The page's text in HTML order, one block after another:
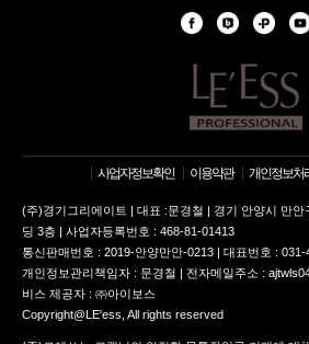
사업자정보확인 이용약관 개인정보처
(주)경기그리에이트 | 대표 :문경철 | 경기 안양시 만안
딩 3층 | 사업자등록번호 : 468-81-01413
통신판매번호 : 2019-안양만안-0213 | 대표번호 : 031-
개인정보관리책임자 : 문경철 | 전자메일주소 :
비스 제공자 : ㈜아이보스
Copyright@LE'ess, All rights reserved